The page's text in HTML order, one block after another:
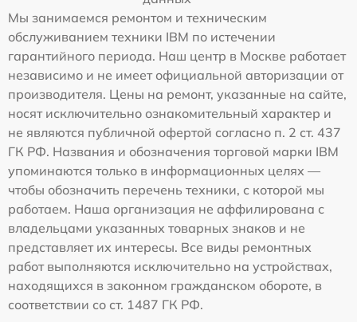
Мы занимаемся ремонтом и техническим
обслуживанием техники IBM по истечении
гарантийного периода. Наш центр в Москве работает
независимо и не имеет официальной авторизации от
производителя. Цены на ремонт, указанные на сайте,
носят исключительно ознакомительный характер и
не являются публичной офертой согласно п. 2 ст. 437
ГК РФ. Названия и обозначения торговой марки IBM
упоминаются только в информационных целях —
чтобы обозначить перечень техники, с которой мы
работаем. Наша организация не аффилирована с
владельцами указанных товарных знаков и не
представляет их интересы. Все виды ремонтных
работ выполняются исключительно на устройствах,
находящихся в законном гражданском обороте, в
соответствии со ст. 1487 ГК РФ.